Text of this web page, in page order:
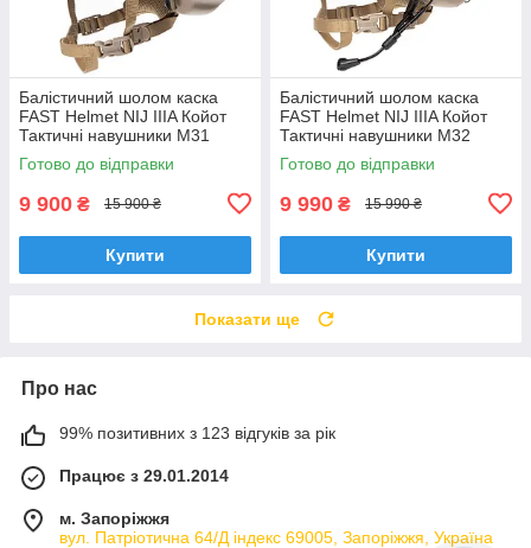
Балістичний шолом каска
FAST Helmet NIJ IIIA Койот
Тактичні навушники M31
Готово до відправки
9 900 ₴ 15 900 ₴
Купити
Балістичний шолом каска
FAST Helmet NIJ IIIA Койот
Тактичні навушники M32
Готово до відправки
9 990 ₴ 15 990 ₴
Купити
Показати ще
Про нас
99% позитивних з 123 відгуків за рік
Працює з 29.01.2014
м. Запоріжжя
вул. Патріотична 64/Д індекс 69005, Запоріжжя, Україна